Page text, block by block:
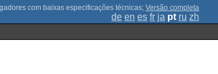
; Versão completa
de en es fr ja pt ru zh